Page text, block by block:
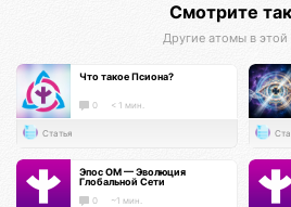
Смотрите
Другие атомы в этой
Что такое Псиона?
0 < 1 мин.
Статья
Эпос ОМ — Эволюция
Глобальной Сети
0 ~1 мин.